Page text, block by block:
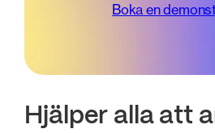
Boka en
Hjälper alla att